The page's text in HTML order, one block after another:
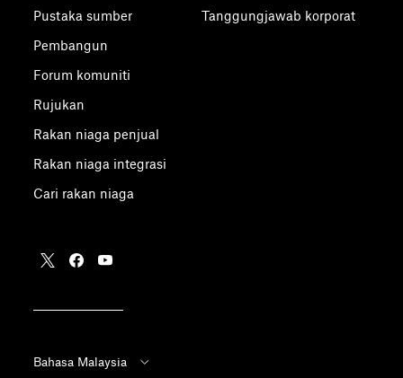
Pustaka sumber
Pembangun
Forum komuniti
Rujukan
Rakan niaga penjual
Rakan niaga integrasi
Cari rakan niaga
Tanggungjawab korporat
Bahasa Malaysia